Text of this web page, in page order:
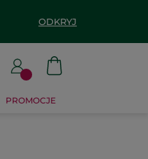
ODKRYJ
PROMOCJE